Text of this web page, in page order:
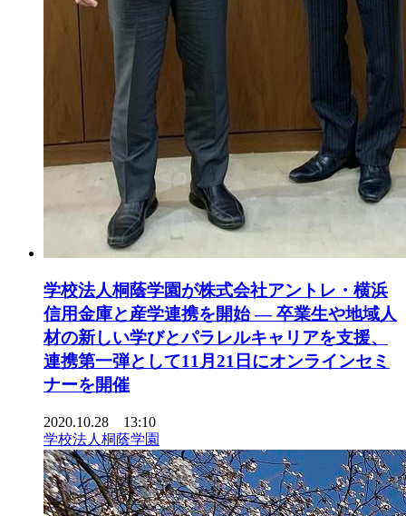
学校法人桐蔭学園が株式会社アントレ・横浜
信用金庫と産学連携を開始 — 卒業生や地域人
材の新しい学びとパラレルキャリアを支援、
連携第一弾として11月21日にオンラインセミ
ナーを開催
2020.10.28 13:10
学校法人桐蔭学園